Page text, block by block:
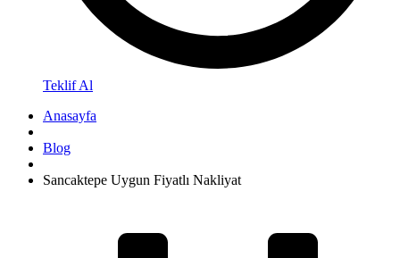
Teklif Al
Anasayfa
Blog
Sancaktepe Uygun Fiyatlı Nakliyat